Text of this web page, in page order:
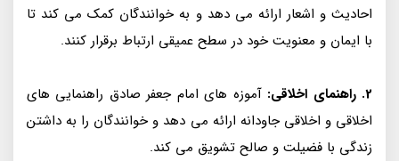
احادیث و اشعار ارائه می دهد و به خوانندگان کمک می کند تا
با ایمان و معنویت خود در سطح عمیقی ارتباط برقرار کنند.
2. راهنمای اخلاقی:
آموزه های امام جعفر صادق راهنمایی های
اخلاقی و اخلاقی جاودانه ارائه می دهد و خوانندگان را به داشتن
زندگی با فضیلت و صالح تشویق می کند.